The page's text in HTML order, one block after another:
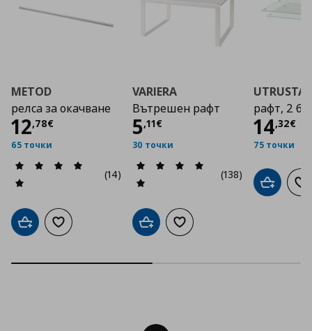
METOD
релса за окачване
12,78€
Цена
65 точки
(14)
Добави в кошницата
Добави към списъка с любими
VARIERA
Вътрешен рафт
5,11€
Цена
30 точки
(138)
Добави в кошницата
Добави към списъка с
UTRUSTA
рафт, 2
14,32€
Цена
75 точки
Добави